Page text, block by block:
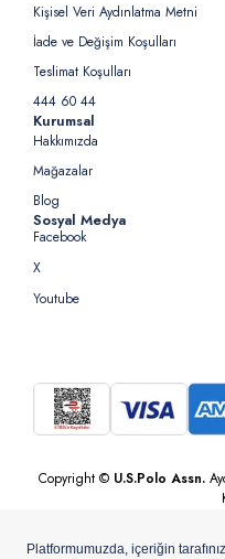
Kişisel Veri Aydınlatma Metni
İade ve Değişim Koşulları
Teslimat Koşulları
444 60 44
Kurumsal
Hakkımızda
Mağazalar
Blog
Sosyal Medya
Facebook
X
Youtube
Copyright © U.S.Polo Assn.